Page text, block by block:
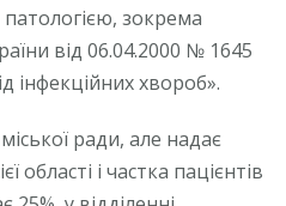
зокрема
від 06.04.2000 № 1645
інфекційних хвороб».
ради, але надає
і частка пацієнтів